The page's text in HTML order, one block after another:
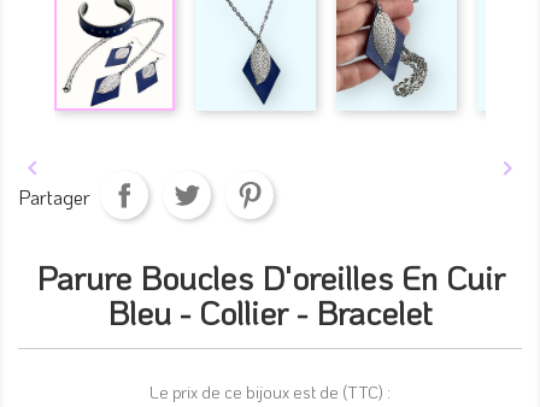
 
Partager
Parure Boucles D'oreilles En Cuir
Bleu - Collier - Bracelet
Le prix de ce bijoux est de (TTC) :